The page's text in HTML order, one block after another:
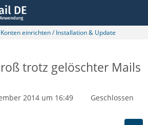
einrichten / Installation & Update
trotz gelöschter Mails
2014 um 16:49
Geschlossen